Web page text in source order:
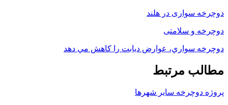
دوچرخه سواری در هلند
دوچرخه و سلامتی
دوچرخه سواري، عوارض ديابت را كاهش مي دهد
مطالب مرتبط
پروژه دوچرخه سایر شهرها